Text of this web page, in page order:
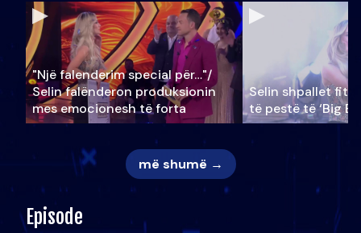
"Një falenderim special për…"/
Selin falënderon produksionin
mes emocionesh të forta
Selin shpallet
të pestë të ‘Big
më shumë →
Episode